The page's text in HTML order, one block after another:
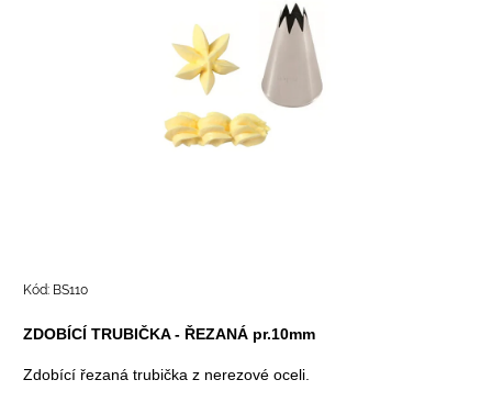
Kód: BS110
ZDOBÍCÍ TRUBIČKA - ŘEZANÁ pr.10mm
Zdobící řezaná trubička z nerezové oceli.